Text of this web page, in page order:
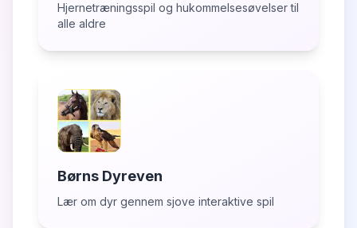
Hjernetræningsspil og hukommelsesøvelser til
alle aldre
Børns Dyreven
Lær om dyr gennem sjove interaktive spil